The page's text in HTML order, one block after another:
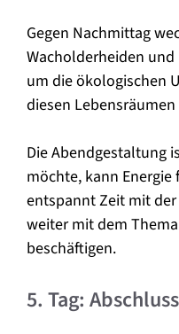
Gegen Nachmittag
Wacholderheiden
um die ökologischen
diesen
Die Abendgestaltung
möchte, kann
entspannt Zeit mit
weiter mit dem
beschäftigen.
5. Tag: